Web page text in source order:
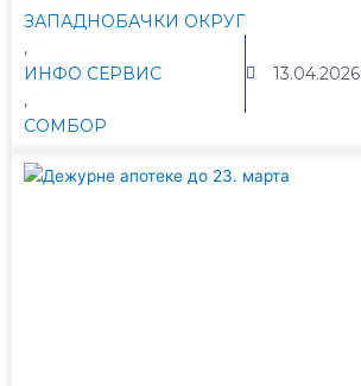
ЗАПАДНОБАЧКИ ОКРУГ
,
ИНФО СЕРВИС
,
СОМБОР
13.04.2026